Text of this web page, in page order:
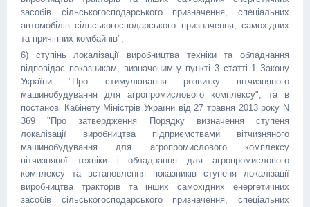
засобів сільськогосподарського призначення, спеціальних
автомобілів сільськогосподарського призначення, самохідних
та причіпних комбайнів";
6) ступінь локалізації виробництва техніки та обладнання
відповідає показникам, визначеним у пункті 3 статті 1 Закону
України "Про стимулювання розвитку вітчизняного
машинобудування для агропромислового комплексу", та в
постанові Кабінету Міністрів України від 27 травня 2013 року N
369 "Про затвердження Порядку визначення ступеня
локалізації виробництва підприємствами вітчизняного
машинобудування для агропромислового комплексу
вітчизняної техніки і обладнання для агропромислового
комплексу та встановлення показників ступеня локалізації
виробництва тракторів та інших самохідних енергетичних
засобів сільськогосподарського призначення, спеціальних